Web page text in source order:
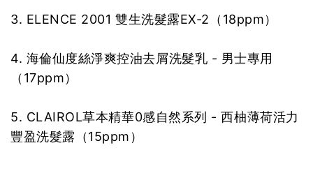
3. ELENCE 2001 雙生洗髮露EX-2（18ppm）
4. 海倫仙度絲淨爽控油去屑洗髮乳 - 男士專用
（17ppm）
5. CLAIROL草本精華0感自然系列 - 西柚薄荷活力
豐盈洗髮露（15ppm）